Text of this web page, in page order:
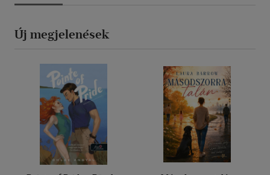
Új megjelenések